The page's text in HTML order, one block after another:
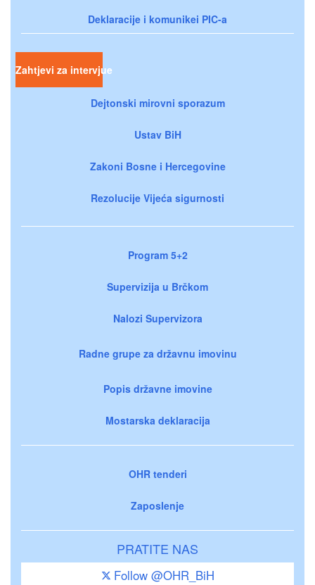
Deklaracije i komunikei PIC-a
Zahtjevi za intervjue
Dejtonski mirovni sporazum
Ustav BiH
Zakoni Bosne i Hercegovine
Rezolucije Vijeća sigurnosti
Program 5+2
Supervizija u Brčkom
Nalozi Supervizora
Radne grupe za državnu imovinu
Popis državne imovine
Mostarska deklaracija
OHR tenderi
Zaposlenje
PRATITE NAS
Follow @OHR_BiH